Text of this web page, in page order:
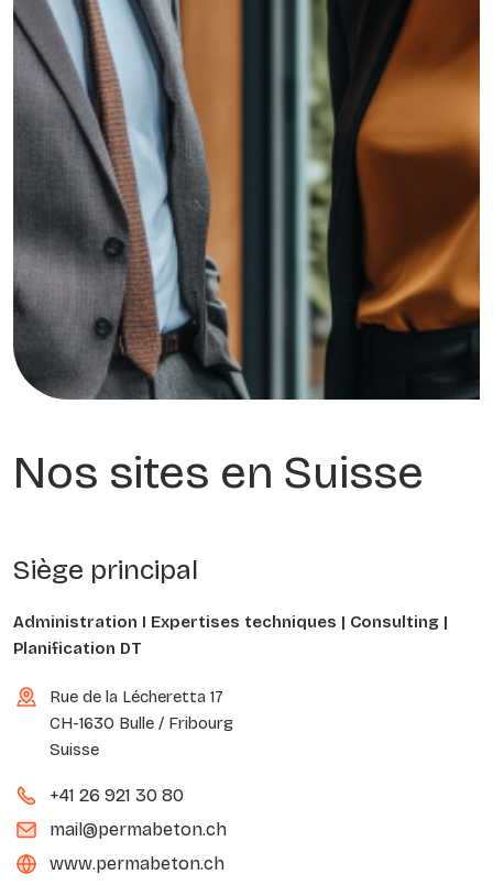
Nos sites en Suisse
Siège principal
Administration I Expertises techniques | Consulting |
Planification DT
Rue de la Lécheretta 17
CH-1630 Bulle / Fribourg
Suisse
+41 26 921 30 80
mail@permabeton.ch
www.permabeton.ch